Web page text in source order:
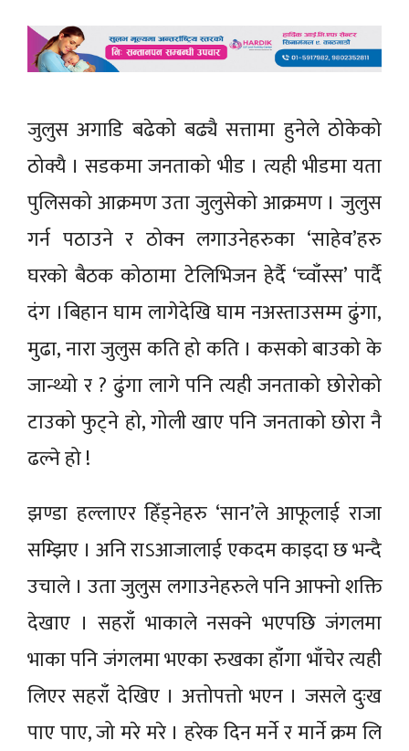
जुलुस अगाडि बढेको बढ्यै सत्तामा हुनेले ठोकेको
ठोक्यै । सडकमा जनताको भीड । त्यही भीडमा यता
पुलिसको आक्रमण उता जुलुसेको आक्रमण । जुलुस
गर्न पठाउने र ठोक्न लगाउनेहरुका ‘साहेव’हरु
घरको बैठक कोठामा टेलिभिजन हेर्दै ‘च्वाँस्स’ पार्दै
दंग ।बिहान घाम लागेदेखि घाम नअस्ताउसम्म ढुंगा,
मुढा, नारा जुलुस कति हो कति । कसको बाउको के
जान्थ्यो र ? ढुंगा लागे पनि त्यही जनताको छोरोको
टाउको फुट्ने हो, गोली खाए पनि जनताको छोरा नै
ढल्ने हो !
झण्डा हल्लाएर हिँड्नेहरु ‘सान’ले आफूलाई राजा
सम्झिए । अनि राऽआजालाई एकदम काइदा छ भन्दै
उचाले । उता जुलुस लगाउनेहरुले पनि आफ्नो शक्ति
देखाए । सहराँ भाकाले नसक्ने भएपछि जंगलमा
भाका पनि जंगलमा भएका रुखका हाँगा भाँचेर त्यही
लिएर सहराँ देखिए । अत्तोपत्तो भएन । जसले दुःख
पाए पाए, जो मरे मरे । हरेक दिन मर्ने र मार्ने क्रम लि